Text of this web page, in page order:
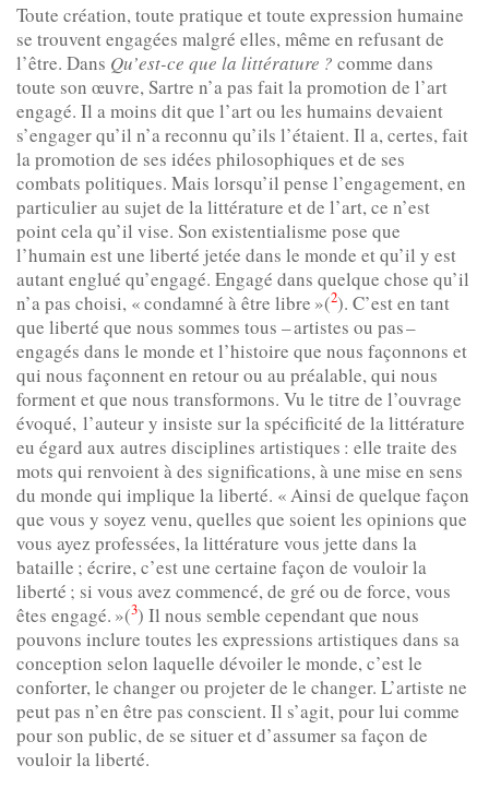
Toute création, toute pratique et toute expression humaine
se trouvent engagées malgré elles, même en refusant de
l’être. Dans Qu’est-ce que la littérature ? comme dans
toute son œuvre, Sartre n’a pas fait la promotion de l’art
engagé. Il a moins dit que l’art ou les humains devaient
s’engager qu’il n’a reconnu qu’ils l’étaient. Il a, certes, fait
la promotion de ses idées philosophiques et de ses
combats politiques. Mais lorsqu’il pense l’engagement, en
particulier au sujet de la littérature et de l’art, ce n’est
point cela qu’il vise. Son existentialisme pose que
l’humain est une liberté jetée dans le monde et qu’il y est
autant englué qu’engagé. Engagé dans quelque chose qu’il
n’a pas choisi, « condamné à être libre »(2). C’est en tant
que liberté que nous sommes tous – artistes ou pas –
engagés dans le monde et l’histoire que nous façonnons et
qui nous façonnent en retour ou au préalable, qui nous
forment et que nous transformons. Vu le titre de l’ouvrage
évoqué, l’auteur y insiste sur la spécificité de la littérature
eu égard aux autres disciplines artistiques : elle traite des
mots qui renvoient à des significations, à une mise en sens
du monde qui implique la liberté. « Ainsi de quelque façon
que vous y soyez venu, quelles que soient les opinions que
vous ayez professées, la littérature vous jette dans la
bataille ; écrire, c’est une certaine façon de vouloir la
liberté ; si vous avez commencé, de gré ou de force, vous
êtes engagé. »(3) Il nous semble cependant que nous
pouvons inclure toutes les expressions artistiques dans sa
conception selon laquelle dévoiler le monde, c’est le
conforter, le changer ou projeter de le changer. L’artiste ne
peut pas n’en être pas conscient. Il s’agit, pour lui comme
pour son public, de se situer et d’assumer sa façon de
vouloir la liberté.